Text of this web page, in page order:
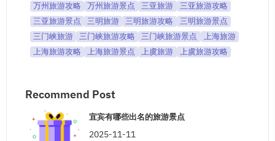
万州旅游攻略
万州旅游景点 三亚旅游
三亚旅游攻略
三亚旅游景点
三明旅游 三明旅游攻略
三明旅游景点
三门峡旅游
三门峡旅游攻略 三门峡旅游景点
上海旅游
上海旅游攻略
上海旅游景点 上虞旅游 上虞旅游攻略
Recommend Post
宜宾有哪些出名的旅游景点
2025-11-11